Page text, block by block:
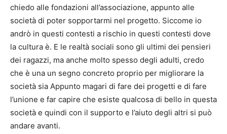
chiedo alle fondazioni all’associazione, appunto alle
società di poter sopportarmi nel progetto. Siccome io
andrò in questi contesti a rischio in questi contesti dove
la cultura è. E le realtà sociali sono gli ultimi dei pensieri
dei ragazzi, ma anche molto spesso degli adulti, credo
che è una un segno concreto proprio per migliorare la
società sia Appunto magari di fare dei progetti e di fare
l’unione e far capire che esiste qualcosa di bello in questa
società e quindi con il supporto e l’aiuto degli altri si può
andare avanti.